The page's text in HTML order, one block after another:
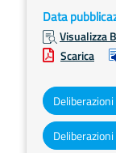
Data
Visualizza
Scarica